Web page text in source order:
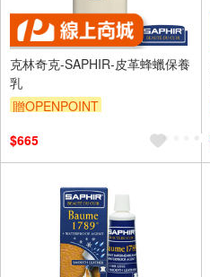
克林奇克-SAPHIR-皮革蜂蠟保養
乳
贈OPENPOINT
$665